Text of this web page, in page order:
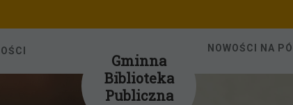
Gminna
Biblioteka
Publiczna
NOWOŚCI NA